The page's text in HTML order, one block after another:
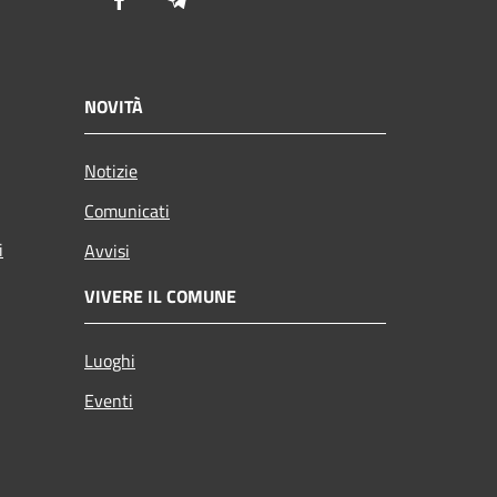
NOVITÀ
Notizie
Comunicati
Avvisi
VIVERE IL COMUNE
Luoghi
Eventi